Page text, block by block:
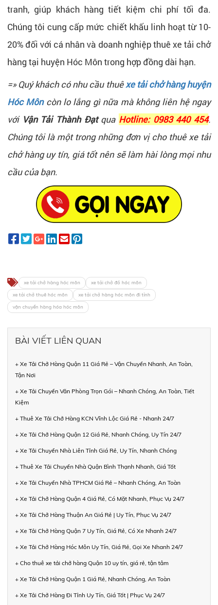
tranh, giúp khách hàng tiết kiệm chi phí tối đa.
Chúng tôi cung cấp mức chiết khấu linh hoạt từ 10-
20% đối với cá nhân và doanh nghiệp thuê xe tải chở
hàng tại huyện Hóc Môn trong hợp đồng dài hạn.
=» Quý khách có nhu cầu thuêxe tải chở hàng huyện
Hóc Môncòn lo lắng gì nữa mà không liên hệ ngay
với Vận Tải Thành Đạtqua Hotline: 0983 440 454.
Chúng tôi là một trong những đơn vị cho thuê xe tải
chở hàng uy tín, giá tốt nên sẽ làm hài lòng mọi nhu
cầu của bạn.
xe tải chở hàng hóc môn
xe tải chở đồ hóc môn
xe tải chở thuê hóc môn
xe tải chở hàng hóc môn đi tỉnh
vận chuyển hàng hóa hóc môn
BÀI VIẾT LIÊN QUAN
+ Xe Tải Chở Hàng Quận 11 Giá Rẻ – Vận Chuyển Nhanh, An Toàn,
Tận Nơi
+ Xe Tải Chuyển Văn Phòng Trọn Gói – Nhanh Chóng, An Toàn, Tiết
Kiệm
+ Thuê Xe Tải Chở Hàng KCN Vĩnh Lộc Giá Rẻ - Nhanh 24/7
+ Xe Tải Chở Hàng Quận 12 Giá Rẻ, Nhanh Chóng, Uy Tín 24/7
+ Xe Tải Chuyển Nhà Liên Tỉnh Giá Rẻ, Uy Tín, Nhanh Chóng
+ Thuê Xe Tải Chuyển Nhà Quận Bình Thạnh Nhanh, Giá Tốt
+ Xe Tải Chuyển Nhà TPHCM Giá Rẻ – Nhanh Chóng, An Toàn
+ Xe Tải Chở Hàng Quận 4 Giá Rẻ, Có Mặt Nhanh, Phục Vụ 24/7
+ Xe Tải Chở Hàng Thuận An Giá Rẻ | Uy Tín, Phục Vụ 24/7
+ Xe Tải Chở Hàng Quận 7 Uy Tín, Giá Rẻ, Có Xe Nhanh 24/7
+ Xe Tải Chở Hàng Hóc Môn Uy Tín, Giá Rẻ, Gọi Xe Nhanh 24/7
+ Cho thuê xe tải chở hàng Quận 10 uy tín, giá rẻ, tận tâm
+ Xe Tải Chở Hàng Quận 1 Giá Rẻ, Nhanh Chóng, An Toàn
+ Xe Tải Chở Hàng Đi Tỉnh Uy Tín, Giá Tốt | Phục Vụ 24/7